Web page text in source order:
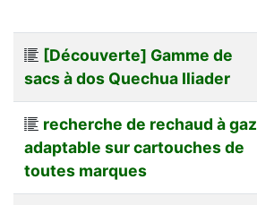
[Découverte] Gamme de
sacs à dos Quechua Iliader
recherche de rechaud à gaz
adaptable sur cartouches de
toutes marques